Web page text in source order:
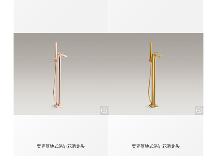
奕界落地式浴缸花洒龙头 奕界落地式浴缸花洒龙头